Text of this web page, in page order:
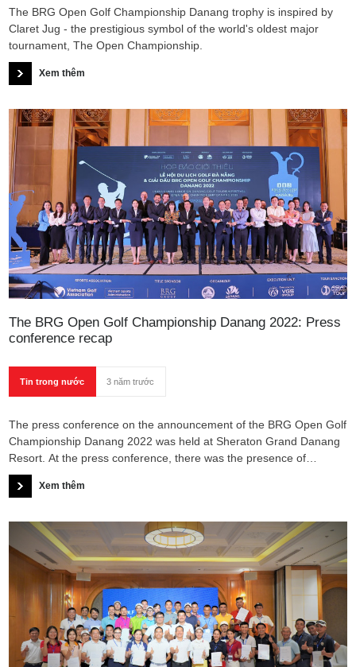
The BRG Open Golf Championship Danang trophy is inspired by
Claret Jug - the prestigious symbol of the world's oldest major
tournament, The Open Championship.
Xem thêm
The BRG Open Golf Championship Danang 2022: Press
conference recap
Tin trong nước 3 năm trước
The press conference on the announcement of the BRG Open Golf
Championship Danang 2022 was held at Sheraton Grand Danang
Resort. At the press conference, there was the presence of
departments of Da Nang City, sponsors and a large number of
press, television and media units.
Xem thêm